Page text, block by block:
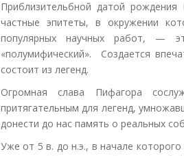
Приблизительбной датой
частные эпитеты, в окружении
популярных научных работ, —
«полумифический». Создается
состоит из легенд.
Огромная слава Пифагора
притягательным для легенд,
донести до нас память о реальных
Уже от 5 в. до н.э., в начале